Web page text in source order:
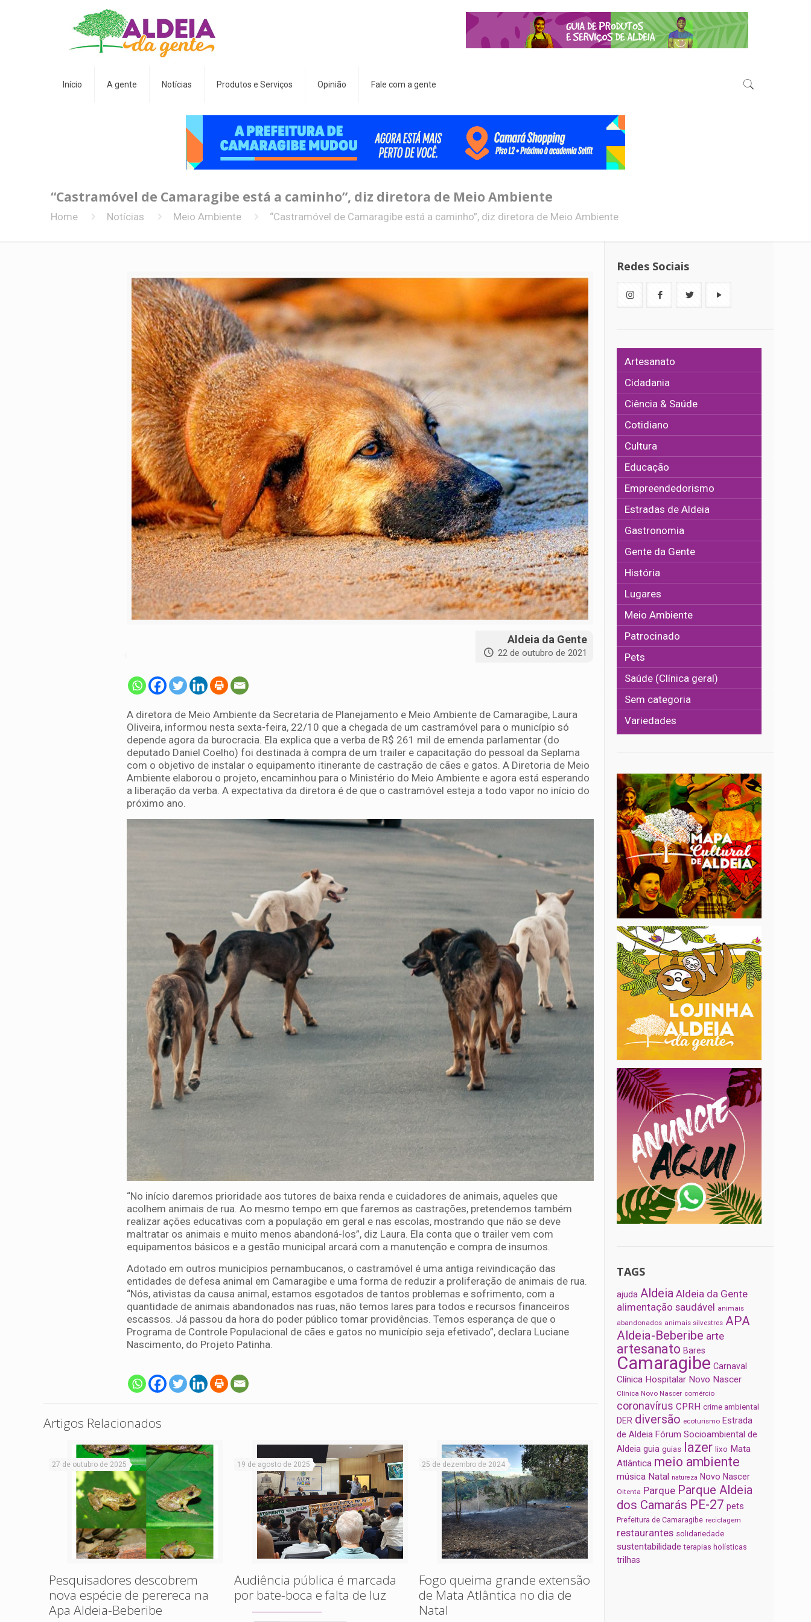
Início A gente Notícias Produtos e Serviços Opinião Fale com a gente
“Castramóvel de Camaragibe está a caminho”, diz diretora de Meio Ambiente
Home Notícias Meio Ambiente “Castramóvel de Camaragibe está a caminho”, diz diretora de Meio Ambiente
Aldeia da Gente
22 de outubro de 2021
A diretora de Meio Ambiente da Secretaria de Planejamento e Meio Ambiente de Camaragibe, Laura
Oliveira, informou nesta sexta-feira, 22/10 que a chegada de um castramóvel para o município só
depende agora da burocracia. Ela explica que a verba de R$ 261 mil de emenda parlamentar (do
deputado Daniel Coelho) foi destinada à compra de um trailer e capacitação do pessoal da Seplama
com o objetivo de instalar o equipamento itinerante de castração de cães e gatos. A Diretoria de Meio
Ambiente elaborou o projeto, encaminhou para o Ministério do Meio Ambiente e agora está esperando
a liberação da verba. A expectativa da diretora é de que o castramóvel esteja a todo vapor no início do
próximo ano.
“No início daremos prioridade aos tutores de baixa renda e cuidadores de animais, aqueles que
acolhem animais de rua. Ao mesmo tempo em que faremos as castrações, pretendemos também
realizar ações educativas com a população em geral e nas escolas, mostrando que não se deve
maltratar os animais e muito menos abandoná-los”, diz Laura. Ela conta que o trailer vem com
equipamentos básicos e a gestão municipal arcará com a manutenção e compra de insumos.
Adotado em outros municípios pernambucanos, o castramóvel é uma antiga reivindicação das
entidades de defesa animal em Camaragibe e uma forma de reduzir a proliferação de animais de rua.
“Nós, ativistas da causa animal, estamos esgotados de tantos problemas e sofrimento, com a
quantidade de animais abandonados nas ruas, não temos lares para todos e recursos financeiros
escassos. Já passou da hora do poder público tomar providências. Temos esperança de que o
Programa de Controle Populacional de cães e gatos no município seja efetivado”, declara Luciane
Nascimento, do Projeto Patinha.
Artigos Relacionados
27 de outubro de 2025
Pesquisadores descobrem
nova espécie de perereca na
Apa Aldeia-Beberibe
19 de agosto de 2025
Audiência pública é marcada
por bate-boca e falta de luz
25 de dezembro de 2024
Fogo queima grande extensão
de Mata Atlântica no dia de
Natal
Redes Sociais
Artesanato
Cidadania
Ciência & Saúde
Cotidiano
Cultura
Educação
Empreendedorismo
Estradas de Aldeia
Gastronomia
Gente da Gente
História
Lugares
Meio Ambiente
Patrocinado
Pets
Saúde (Clínica geral)
Sem categoria
Variedades
TAGS
ajuda Aldeia Aldeia da Gente
alimentação saudável animais
abandonados animais silvestres APA
Aldeia-Beberibe arte
artesanato Bares
Camaragibe Carnaval
Clínica Hospitalar Novo Nascer
Clínica Novo Nascer comércio
coronavírus CPRH crime ambiental
DER diversão ecoturismo Estrada
de Aldeia Fórum Socioambiental de
Aldeia guia guias lazer lixo Mata
Atlântica meio ambiente
música Natal natureza Novo Nascer
Oitenta Parque Parque Aldeia
dos Camarás PE-27 pets
Prefeitura de Camaragibe reciclagem
restaurantes solidariedade
sustentabilidade terapias holísticas
trilhas